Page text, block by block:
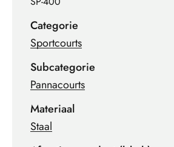
Categorie
Sportcourts
Subcategorie
Pannacourts
Materiaal
Staal